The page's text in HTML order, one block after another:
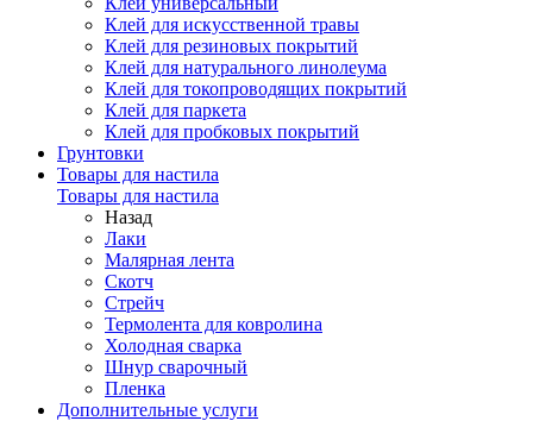
Клей для искусственной травы
Клей для резиновых покрытий
Клей для натурального линолеума
Клей для токопроводящих покрытий
Клей для паркета
Клей для пробковых покрытий
Грунтовки
Товары для настила
Товары для настила
Назад
Лаки
Малярная лента
Скотч
Стрейч
Термолента для ковролина
Холодная сварка
Шнур сварочный
Пленка
Дополнительные услуги